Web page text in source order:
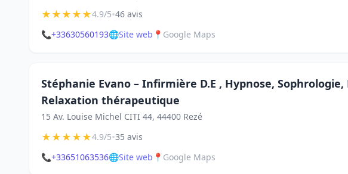
★★★★★4.9/5•46 avis
📞+33630560193🌐Site web 📍 Google Maps
Stéphanie Evano – Infirmière D.E , Hypnose, Sophrologie,
Relaxation thérapeutique
15 Av. Louise Michel CITI 44, 44400 Rezé
★★★★★4.9/5•35 avis
📞+33651063536🌐Site web 📍 Google Maps